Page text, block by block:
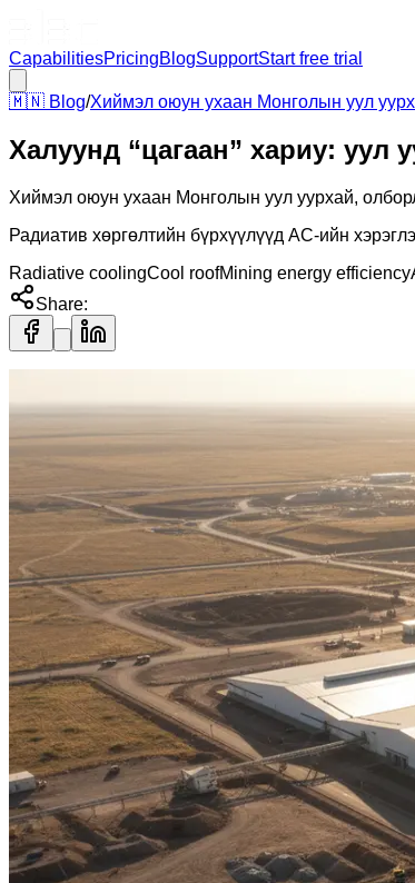
CapabilitiesPricingBlogSupportStart free trial
🇲🇳 Blog/Хиймэл оюун ухаан Монголын уул
Халуунд “цагаан” хариу: уул
Хиймэл оюун ухаан Монголын уул уурхай,
Радиатив хөргөлтийн бүрхүүлүүд AC-ийн
Radiative coolingCool roofMining energy efficiency
Share: